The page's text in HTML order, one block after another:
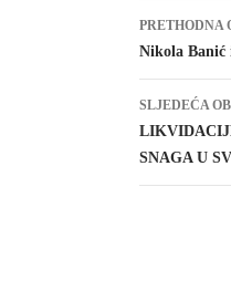
objava
PRETHODNA
Nikola
SLJEDEĆA
SNAGA U